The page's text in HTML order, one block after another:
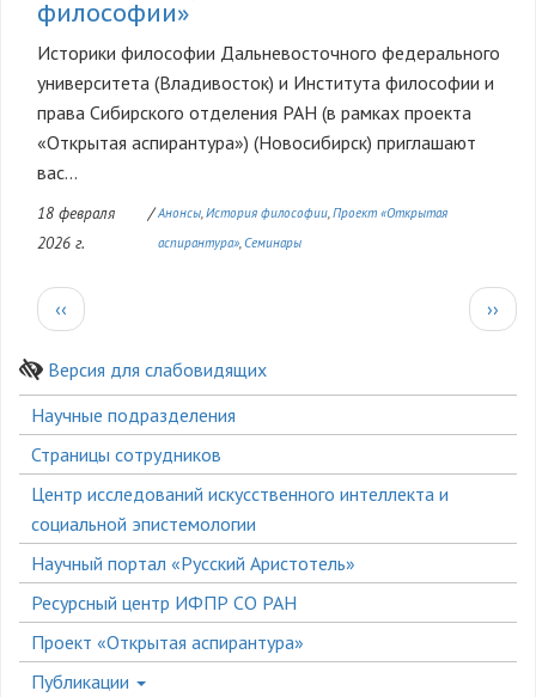
философии»
Историки философии Дальневосточного федерального
университета (Владивосток) и Института философии и
права Сибирского отделения РАН (в рамках проекта
«Открытая аспирантура») (Новосибирск) приглашают
вас...
18 февраля
2026 г.
/ Анонсы История философии Проект «Открытая
аспирантура» Семинары
Нумерация
страниц
Предыдущая
страница
‹‹ ››
Версия для слабовидящих
Боковое
меню
Научные подразделения
Страницы сотрудников
Центр исследований искусственного интеллекта и
социальной эпистемологии
Научный портал «Русский Аристотель»
Ресурсный центр ИФПР СО РАН
Проект «Открытая аспирантура»
Публикации